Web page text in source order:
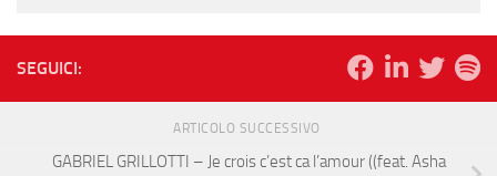
SEGUICI:
ARTICOLO SUCCESSIVO
GABRIEL GRILLOTTI – Je crois c’est ca l’amour ((feat. Asha